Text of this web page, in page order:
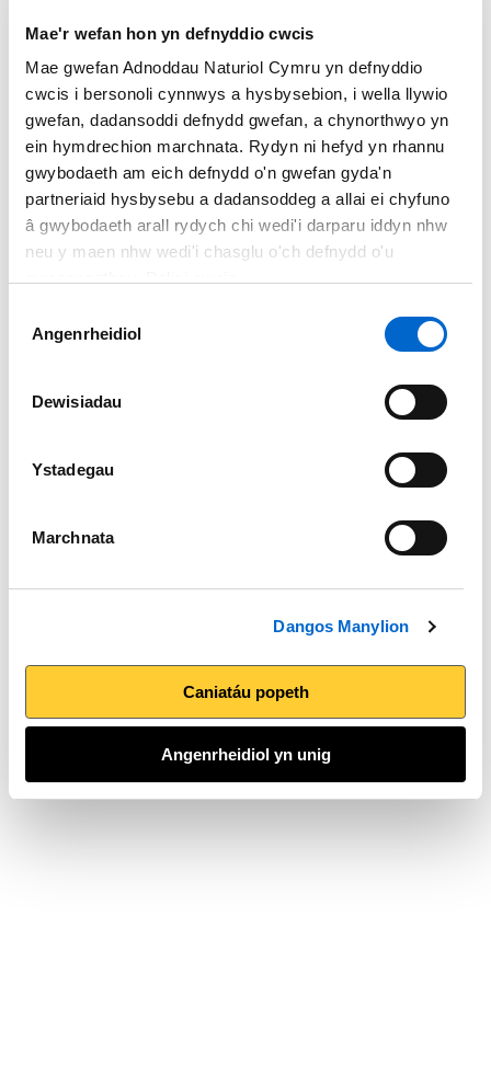
Mae'r wefan hon yn defnyddio cwcis
Mae gwefan Adnoddau Naturiol Cymru yn defnyddio
cwcis i bersonoli cynnwys a hysbysebion, i wella llywio
gwefan, dadansoddi defnydd gwefan, a chynorthwyo yn
ein hymdrechion marchnata. Rydyn ni hefyd yn rhannu
gwybodaeth am eich defnydd o'n gwefan gyda'n
partneriaid hysbysebu a dadansoddeg a allai ei chyfuno
â gwybodaeth arall rydych chi wedi'i darparu iddyn nhw
neu y maen nhw wedi'i chasglu o'ch defnydd o'u
Caniatâd
Angenrheidiol
Dewisiadau
Ystadegau
Marchnata
Dangos Manylion
Caniatáu popeth
Angenrheidiol yn unig